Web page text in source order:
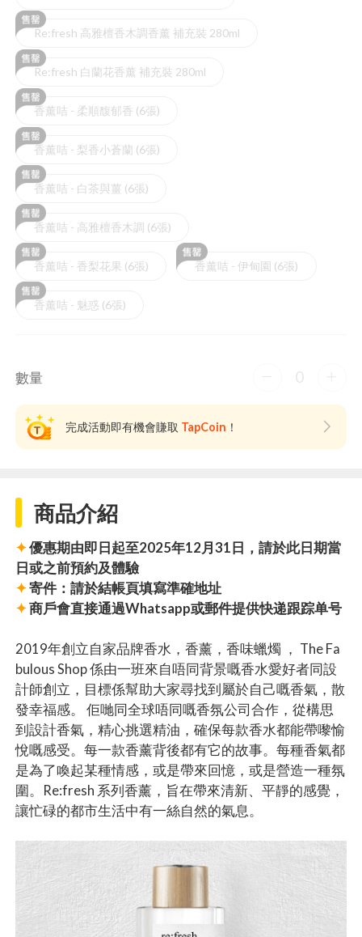
Re:fresh 高雅檀香木調香薰 補充裝 280ml
Re:fresh 白蘭花香薰 補充裝 280ml
香薰咭 - 柔順馥郁香 (6張)
香薰咭 - 梨香小蒼蘭 (6張)
香薰咭 - 白茶與薑 (6張)
香薰咭 - 高雅檀香木調 (6張)
香薰咭 - 香梨花果 (6張) 香薰咭 - 伊甸園 (6張)
香薰咭 - 魅惑 (6張)
數量 0
完成活動即有機會賺取 TapCoin ！
商品介紹
✦優惠期由即日起至2025年12月31日，請於此日期當
日或之前預約及體驗
✦寄件：請於結帳頁填寫準確地址
✦商戶會直接通過Whatsapp或郵件提供快递跟踪单号
2019年創立自家品牌香水，香薰，香味蠟燭 ， The Fa
bulous Shop 係由一班來自唔同背景嘅香水愛好者同設
計師創立，目標係幫助大家尋找到屬於自己嘅香氣，散
發幸福感。 ​佢哋同全球唔同嘅香氛公司合作，從構思
到設計香氣，精心挑選精油，確保每款香水都能帶嚟愉
悅嘅感受。每一款香薰背後都有它的故事。每種香氣都
是為了喚起某種情感，或是帶來回憶，或是營造一種氛
圍。Re:fresh 系列香薰，旨在帶來清新、平靜的感覺，
讓忙碌的都市生活中有一絲自然的氣息。​